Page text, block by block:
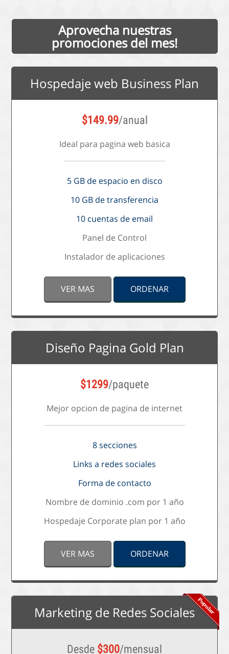
Aprovecha nuestras
promociones del mes!
Hospedaje web Business Plan
$149.99/anual
Ideal para pagina web basica
5 GB de espacio en disco
10 GB de transferencia
10 cuentas de email
Panel de Control
Instalador de aplicaciones
VER MAS ORDENAR
Diseño Pagina Gold Plan
$1299/paquete
Mejor opcion de pagina de internet
8 secciones
Links a redes sociales
Forma de contacto
Nombre de dominio .com por 1 año
Hospedaje Corporate plan por 1 año
VER MAS ORDENAR
Marketing de Redes Sociales
Desde $300/mensual